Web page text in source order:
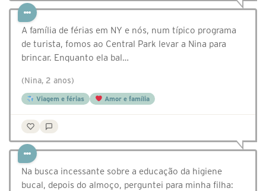
A família de férias em NY e nós, num típico programa
de turista, fomos ao Central Park levar a Nina para
brincar. Enquanto ela bal…
(Nina, 2 anos)
Viagem e férias Amor e família
Na busca incessante sobre a educação da higiene
bucal, depois do almoço, perguntei para minha filha: